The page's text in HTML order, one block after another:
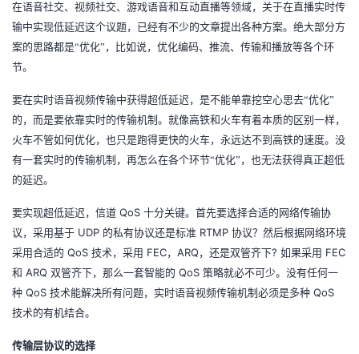
我
的
客
我
论
坛
的
圈
子
我
的
直
我
的
我
注
我
的
我
的
我
在语音社交、视频社交、游戏语音和互动直播等领域，关于在直播实时传
输中实现低延迟这个议题，已经有不少的文章提出各种方案。绝大部分方
案的思路都是“优化”，比如说，优化编码、推流、传输和播放等各个环
节。
要在实时语音视频传输中获得超低延迟，是不能单靠挖空心思去“优化”
的，而是要依靠实时的传输机制。就像高铁和火车有着本质的区别一样，
火车不管如何优化，也只是跑得更快的火车，永远达不到高铁的速度。没
有一套实时的传输机制，再怎么在各个环节“优化”，也无法获得真正超低
的延迟。
要实现超低延迟，信道 QoS 十分关键。首先要选择合适的网络传输协
议，采用基于 UDP 的私有协议还是标准 RTMP 协议？然后根据网络环境
采用合适的 QoS 技术，采用 FEC， ARQ ，还是双管齐下? 如果采用 FEC
和 ARQ 双管齐下，那么一套智能的 QoS 策略就必不可少。没有任何一
种 QoS 技术能解决所有问题，实时语音视频传输机制必须是多种 QoS
技术的有机结合。
传输层协议的选择